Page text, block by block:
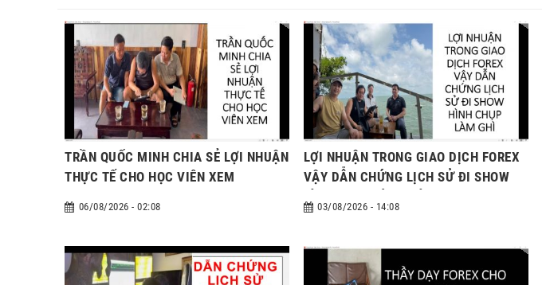
TRẦN QUỐC MINH CHIA SẺ LỢI NHUẬN
THỰC TẾ CHO HỌC VIÊN XEM
06/08/2026 - 02:08
LỢI NHUẬN TRONG GIAO DỊCH FOREX
VẬY DẪN CHỨNG LỊCH SỬ ĐI SHOW
03/08/2026 - 14:08